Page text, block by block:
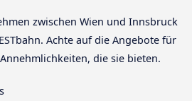
zwischen Wien und Innsbruck
Achte auf die Angebote für
die sie bieten.